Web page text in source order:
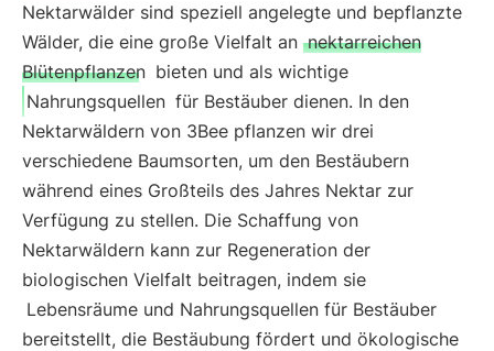
Nektarwälder sind speziell angelegte und bepflanzte
Wälder, die eine große Vielfalt an nektarreichen
Blütenpflanzen bieten und als wichtige
Nahrungsquellen für Bestäuber dienen. In den
Nektarwäldern von 3Bee pflanzen wir drei
verschiedene Baumsorten, um den Bestäubern
während eines Großteils des Jahres Nektar zur
Verfügung zu stellen. Die Schaffung von
Nektarwäldern kann zur Regeneration der
biologischen Vielfalt beitragen, indem sie
Lebensräume und Nahrungsquellen für Bestäuber
bereitstellt, die Bestäubung fördert und ökologische